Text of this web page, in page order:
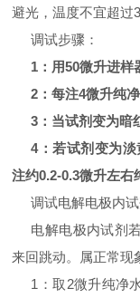
避光，温度不宜超过
调试步骤：
1 ：用50微升进样
2 ：每注4微升纯
3 ：当试剂变为暗
4：若试剂变为
注约0.2-0.3微升左右
调试电解电极内
电解电极内试剂
来回跳动。属正常现
1 ：取 2微升纯净